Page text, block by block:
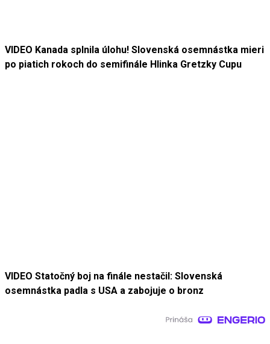
VIDEO Kanada splnila úlohu! Slovenská osemnástka mieri
po piatich rokoch do semifinále Hlinka Gretzky Cupu
VIDEO Statočný boj na finále nestačil: Slovenská
osemnástka padla s USA a zabojuje o bronz